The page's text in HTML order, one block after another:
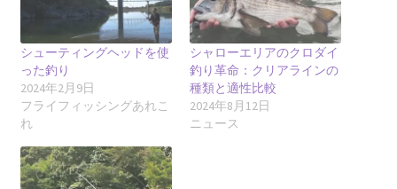
シューティングヘッドを使
った釣り
2024年2月9日
フライフィッシングあれこ
れ
シャローエリアのクロダイ
釣り革命：クリアラインの
種類と適性比較
2024年8月12日
ニュース